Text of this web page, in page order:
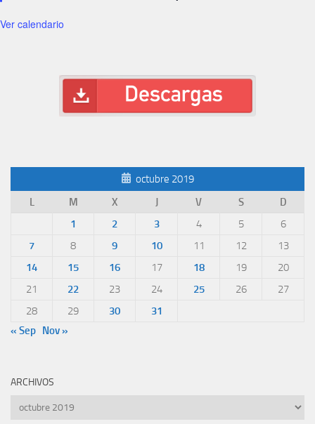
Ver calendario
octubre 2019
L
M X J V S
D
1
2 3 4 5
6
7
8 9 10 11 12
13
14
15 16 17 18 19
20
21
22 23 24 25 26
27
28
29 30
31
« Sep Nov »
ARCHIVOS
Archivos